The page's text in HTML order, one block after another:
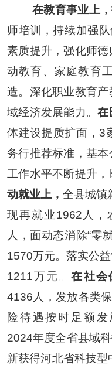
在教育事业上，
师培训，持续加强
素质提升，强化师
动教育、家庭教育
造。深化职业教育
域经济发展能力。在
体建设提质扩面 ，3
务行推荐标准，基
工作水平不断提升
动就业上， 全县城镇
现再就业1962 人，
人，面动态消除“零
1570万元。落实公
1211万元。在社会
4136 人，发放各类
险待遇按时足额发
2024年度全省县域
新获得河北省科技型